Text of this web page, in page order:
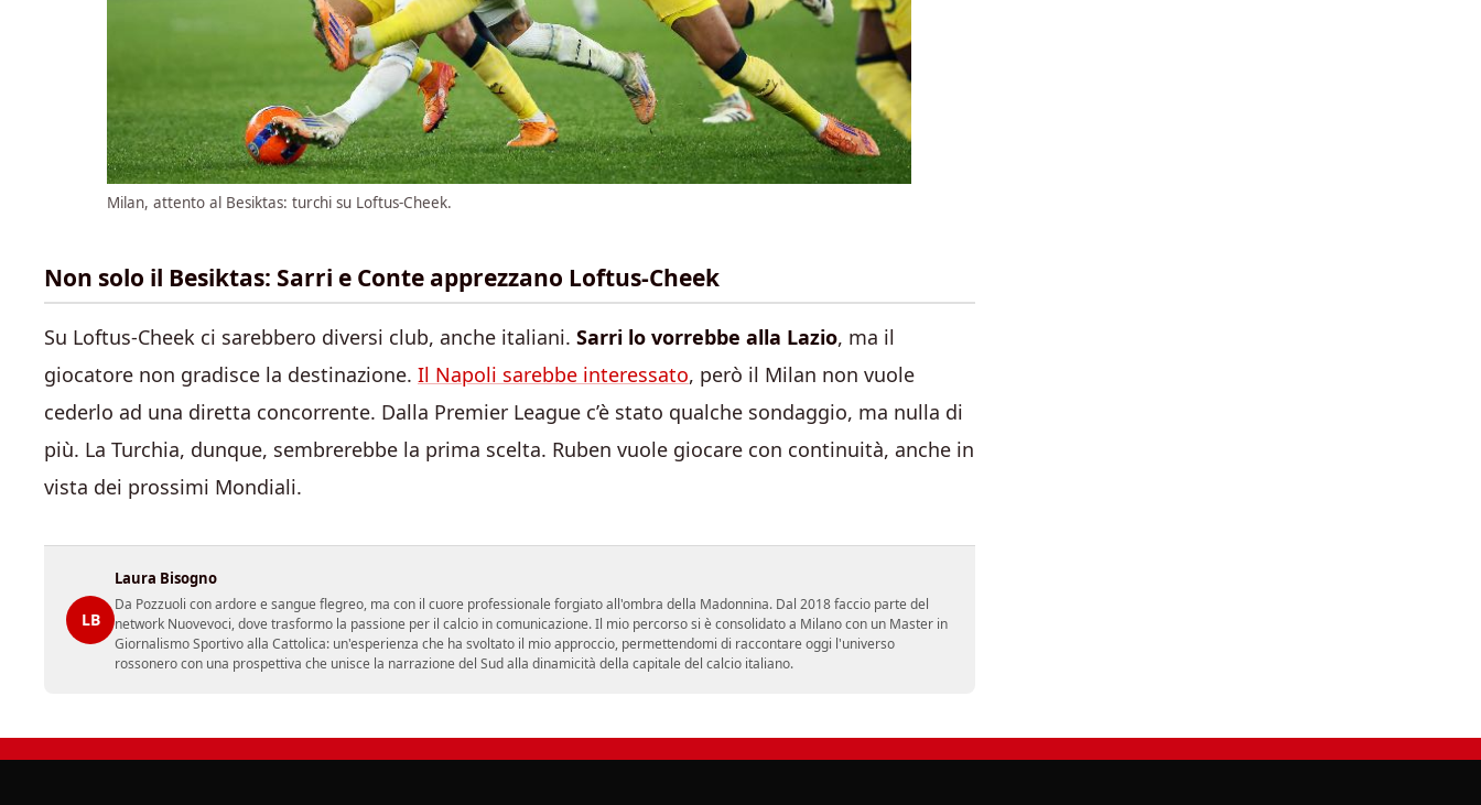
Milan, attento al Besiktas: turchi su Loftus-Cheek.
Non solo il Besiktas: Sarri e Conte apprezzano Loftus-Cheek
Su Loftus-Cheek ci sarebbero diversi club, anche italiani. Sarri lo vorrebbe alla Lazio, ma il
giocatore non gradisce la destinazione. Il Napoli sarebbe interessato, però il Milan non vuole
cederlo ad una diretta concorrente. Dalla Premier League c’è stato qualche sondaggio, ma nulla di
più. La Turchia, dunque, sembrerebbe la prima scelta. Ruben vuole giocare con continuità, anche in
vista dei prossimi Mondiali.
LB
Laura Bisogno
Da Pozzuoli con ardore e sangue flegreo, ma con il cuore professionale forgiato all'ombra della Madonnina. Dal 2018 faccio parte del
network Nuovevoci, dove trasformo la passione per il calcio in comunicazione. Il mio percorso si è consolidato a Milano con un Master in
Giornalismo Sportivo alla Cattolica: un'esperienza che ha svoltato il mio approccio, permettendomi di raccontare oggi l'universo
rossonero con una prospettiva che unisce la narrazione del Sud alla dinamicità della capitale del calcio italiano.